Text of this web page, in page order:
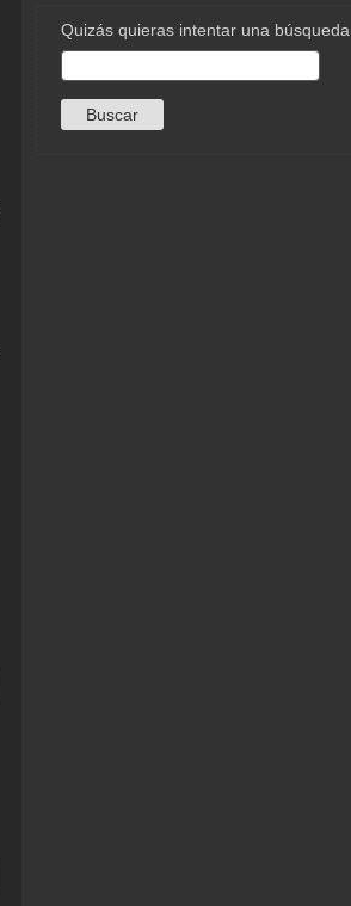
Quizás quieras intentar una